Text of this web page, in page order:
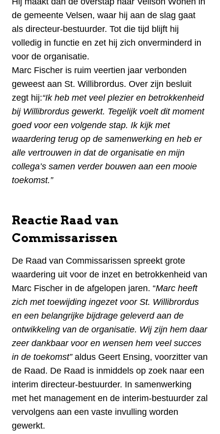
de gemeente Velsen, waar hij aan de slag gaat
als directeur-bestuurder. Tot die tijd blijft hij
volledig in functie en zet hij zich onverminderd in
voor de organisatie.
Marc Fischer is ruim veertien jaar verbonden
geweest aan St. Willibrordus. Over zijn besluit
zegt hij:“Ik heb met veel plezier en betrokkenheid
bij Willibrordus gewerkt. Tegelijk voelt dit moment
goed voor een volgende stap. Ik kijk met
waardering terug op de samenwerking en heb er
alle vertrouwen in dat de organisatie en mijn
collega’s samen verder bouwen aan een mooie
toekomst.”
Reactie Raad van
Commissarissen
De Raad van Commissarissen spreekt grote
waardering uit voor de inzet en betrokkenheid van
Marc Fischer in de afgelopen jaren. “Marc heeft
zich met toewijding ingezet voor St. Willibrordus
en een belangrijke bijdrage geleverd aan de
ontwikkeling van de organisatie. Wij zijn hem daar
zeer dankbaar voor en wensen hem veel succes
in de toekomst”aldus Geert Ensing, voorzitter van
de Raad. De Raad is inmiddels op zoek naar een
interim directeur-bestuurder. In samenwerking
met het management en de interim-bestuurder zal
vervolgens aan een vaste invulling worden
gewerkt.